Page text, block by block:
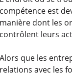
compétence est
manière dont les
contrôlent leurs
Alors que les
relations avec les